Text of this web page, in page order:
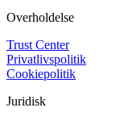
Overholdelse
Trust Center
Privatlivspolitik
Cookiepolitik
Juridisk